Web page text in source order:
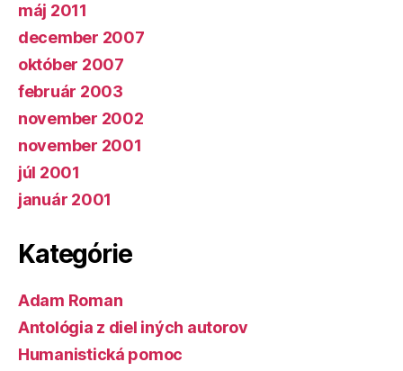
máj 2011
december 2007
október 2007
február 2003
november 2002
november 2001
júl 2001
január 2001
Kategórie
Adam Roman
Antológia z diel iných autorov
Humanistická pomoc